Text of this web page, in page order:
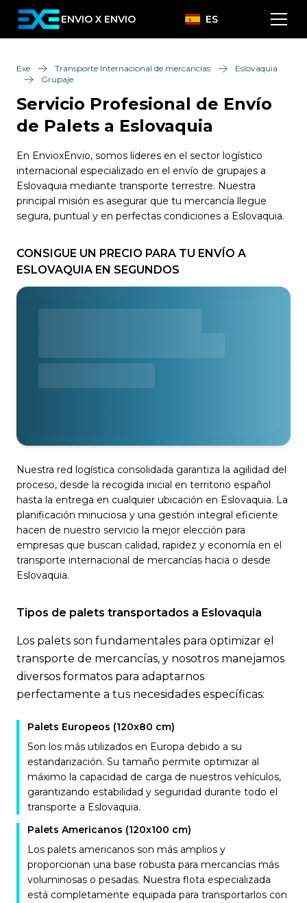
ENVIO X ENVIO ES
Exe Transporte Internacional de mercancías
Eslovaquia
Grupaje
Servicio Profesional de Envío
de Palets a Eslovaquia
En EnvioxEnvio, somos líderes en el sector logístico
internacional especializado en el envío de grupajes a
Eslovaquia mediante transporte terrestre. Nuestra
principal misión es asegurar que tu mercancía llegue
segura, puntual y en perfectas condiciones a Eslovaquia.
CONSIGUE UN PRECIO PARA TU ENVÍO A
ESLOVAQUIA EN SEGUNDOS
Nuestra red logística consolidada garantiza la agilidad del
proceso, desde la recogida inicial en territorio español
hasta la entrega en cualquier ubicación en Eslovaquia. La
planificación minuciosa y una gestión integral eficiente
hacen de nuestro servicio la mejor elección para
empresas que buscan calidad, rapidez y economía en el
transporte internacional de mercancías hacia o desde
Eslovaquia.
Tipos de palets transportados a Eslovaquia
Los palets son fundamentales para optimizar el
transporte de mercancías, y nosotros manejamos
diversos formatos para adaptarnos
perfectamente a tus necesidades específicas:
Palets Europeos (120x80 cm)
Son los más utilizados en Europa debido a su
estandarización. Su tamaño permite optimizar al
máximo la capacidad de carga de nuestros vehículos,
garantizando estabilidad y seguridad durante todo el
transporte a Eslovaquia.
Palets Americanos (120x100 cm)
Los palets americanos son más amplios y
proporcionan una base robusta para mercancías más
voluminosas o pesadas. Nuestra flota especializada
está completamente equipada para transportarlos con